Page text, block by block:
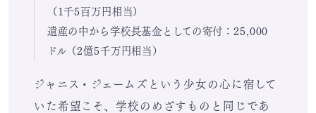
（1千5百万円相当）
遺産の中から学校長基金としての寄付：25,000
ドル（2億5千万円相当）
ジャニス・ジェームズという少女の心に宿して
いた希望こそ、学校のめざすものと同じであ